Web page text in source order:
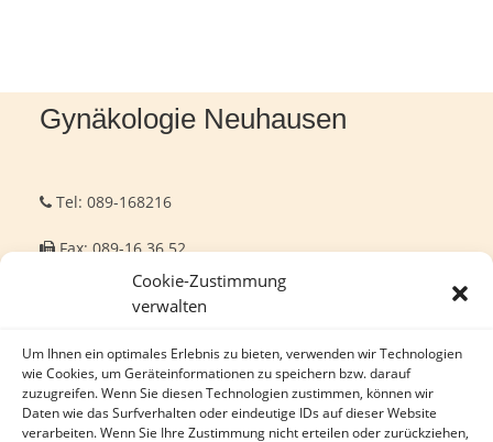
Cookie-Zustimmung
verwalten
Um Ihnen ein optimales Erlebnis zu bieten, verwenden wir Technologien
wie Cookies, um Geräteinformationen zu speichern bzw. darauf
zuzugreifen. Wenn Sie diesen Technologien zustimmen, können wir
Daten wie das Surfverhalten oder eindeutige IDs auf dieser Website
verarbeiten. Wenn Sie Ihre Zustimmung nicht erteilen oder zurückziehen,
Gynäkologie Neuhausen
Tel: 089-168216
Fax: 089-16 36 52
info@gynaekologie-neuhausen.de